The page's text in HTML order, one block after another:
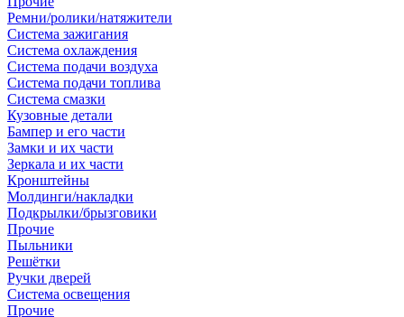
Ремни/ролики/натяжители
Система зажигания
Система охлаждения
Система подачи воздуха
Система подачи топлива
Система смазки
Кузовные детали
Бампер и его части
Замки и их части
Зеркала и их части
Кронштейны
Молдинги/накладки
Подкрылки/брызговики
Прочие
Пыльники
Решётки
Ручки дверей
Система освещения
Прочие